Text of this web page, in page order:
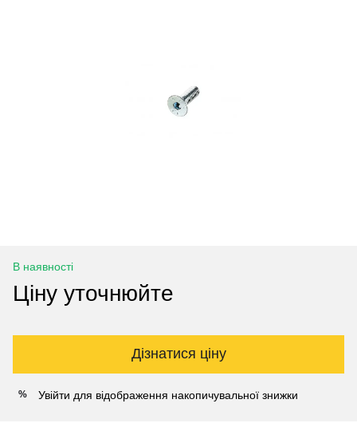
В наявності
Ціну уточнюйте
Дізнатися ціну
% Увійти для відображення накопичувальної знижки